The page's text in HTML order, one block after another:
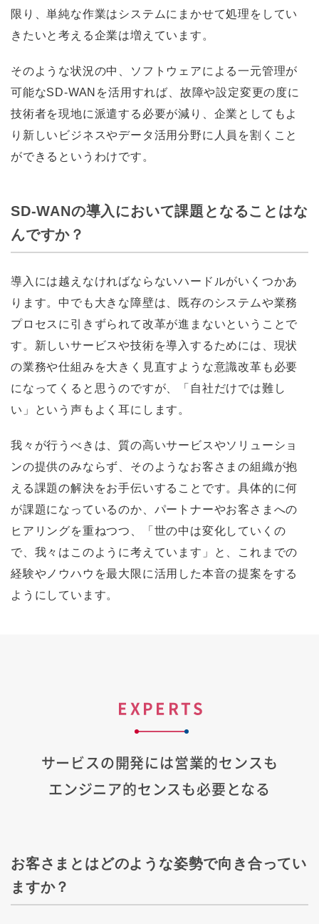
限り、単純な作業はシステムにまかせて処理をしてい
きたいと考える企業は増えています。
そのような状況の中、ソフトウェアによる一元管理が
可能なSD-WANを活用すれば、故障や設定変更の度に
技術者を現地に派遣する必要が減り、企業としてもよ
り新しいビジネスやデータ活用分野に人員を割くこと
ができるというわけです。
SD-WANの導入において課題となることはな
んですか？
導入には越えなければならないハードルがいくつかあ
ります。中でも大きな障壁は、既存のシステムや業務
プロセスに引きずられて改革が進まないということで
す。新しいサービスや技術を導入するためには、現状
の業務や仕組みを大きく見直すような意識改革も必要
になってくると思うのですが、「自社だけでは難し
い」という声もよく耳にします。
我々が行うべきは、質の高いサービスやソリューショ
ンの提供のみならず、そのようなお客さまの組織が抱
える課題の解決をお手伝いすることです。具体的に何
が課題になっているのか、パートナーやお客さまへの
ヒアリングを重ねつつ、「世の中は変化していくの
で、我々はこのように考えています」と、これまでの
経験やノウハウを最大限に活用した本音の提案をする
ようにしています。
EXPERTS
サービスの開発には営業的センスも
エンジニア的センスも必要となる
お客さまとはどのような姿勢で向き合ってい
ますか？